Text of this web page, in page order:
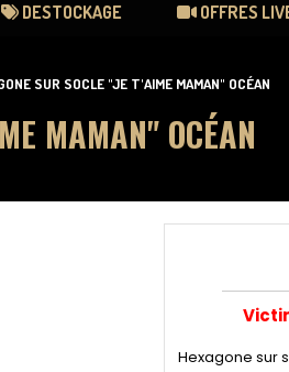
DESTOCKAGE OFFRES
SUR SOCLE "JE T'AIME MAMAN" OCÉAN
MAMAN" OCÉAN
Hexagone sur